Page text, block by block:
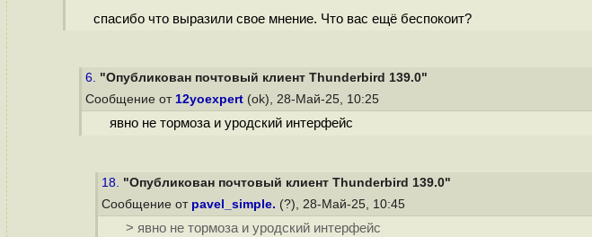
спасибо что выразили свое мнение. Что вас ещё беспокоит?
6. "Опубликован почтовый клиент Thunderbird 139.0"
Сообщение от 12yoexpert (ok), 28-Май-25, 10:25
явно не тормоза и уродский интерфейс
18. "Опубликован почтовый клиент Thunderbird 139.0"
Сообщение от pavel_simple. (?), 28-Май-25, 10:45
> явно не тормоза и уродский интерфейс